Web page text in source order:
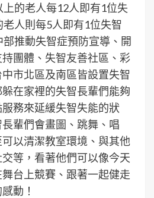
的老人每12人即有1位失
人則每5人即有1位失智
推動失智症預防宣導、開
團體、失智友善社區、彩
市北區及南區皆設置失智
在家裡的失智長輩們能夠
務來延緩失智失能的狀
輩們會畫圖、跳舞、唱
以清潔教室環境、與其他
等，看著他們可以像今天
台上競賽、跟著一起健走
動！